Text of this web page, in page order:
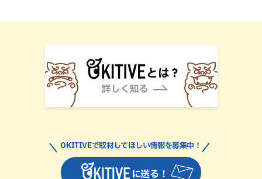
に送る！
OKITIVEで取材してほしい情報を募集中！